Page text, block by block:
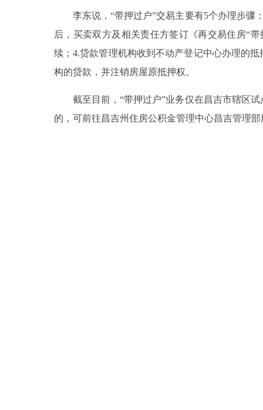
李东说，“带押过户”交易主要有5个办理步骤：
后，买卖双方及相关责任方签订《再交易住房“
续；4.贷款管理机构收到不动产登记中心办理的
构的贷款，并注销房屋原抵押权。
截至目前，“带押过户”业务仅在昌吉市辖区试
的，可前往昌吉州住房公积金管理中心昌吉管理